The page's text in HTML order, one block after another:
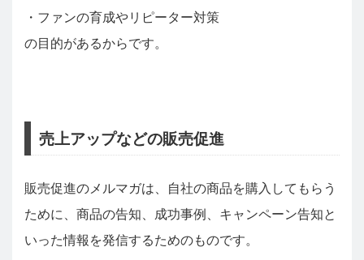
・ファンの育成やリピーター対策
の目的があるからです。
売上アップなどの販売促進
販売促進のメルマガは、自社の商品を購入してもらう
ために、商品の告知、成功事例、キャンペーン告知と
いった情報を発信するためのものです。